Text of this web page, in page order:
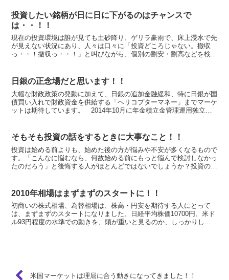
投資したい銘柄が日に日に下がるのはチャンスで
は・・！！
現在の投資環境は誰が見ても土砂降り、ゲリラ豪雨で、床上浸水で先
が見えない状況にあり、人々は口々に「投資どころじゃない。撤収
っ・・！撤収っ・・！」と叫びながら、個別の割安・割高などを検討
日銀の正念場だと思います！！
大幅な財政政策の発動に加えて、日銀の追加金融緩和、特に日銀が国
債買い入れで財政資金を供給する「ヘリコプターマネー」までマーケ
ットは期待しています。 2014年10月に年金積立金管理運用独立法
そもそも投資の話をするときに大事なこと！！
投資は始める前よりも、始めた後の方が悩みや不安が多くなるもので
す。「こんなに悩むなら、何故始める前にもっと悩んで検討しなかっ
たのだろう」と後悔する人がほとんどではないでしょうか？投資のリ
2010年相場はまずまずのスタートに！！
初商いの株式相場、為替相場は、株高・円安を期待する人にとって
は、まずまずのスタートになりました。日経平均株価10700円、米ド
ル93円程度の水準での動きを、頭が重いと見るのか、しっかりして
米国マーケットは理屈に合う動きになってきました！！